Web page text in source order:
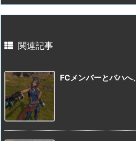
関連記事
FCメンバーとバハへ